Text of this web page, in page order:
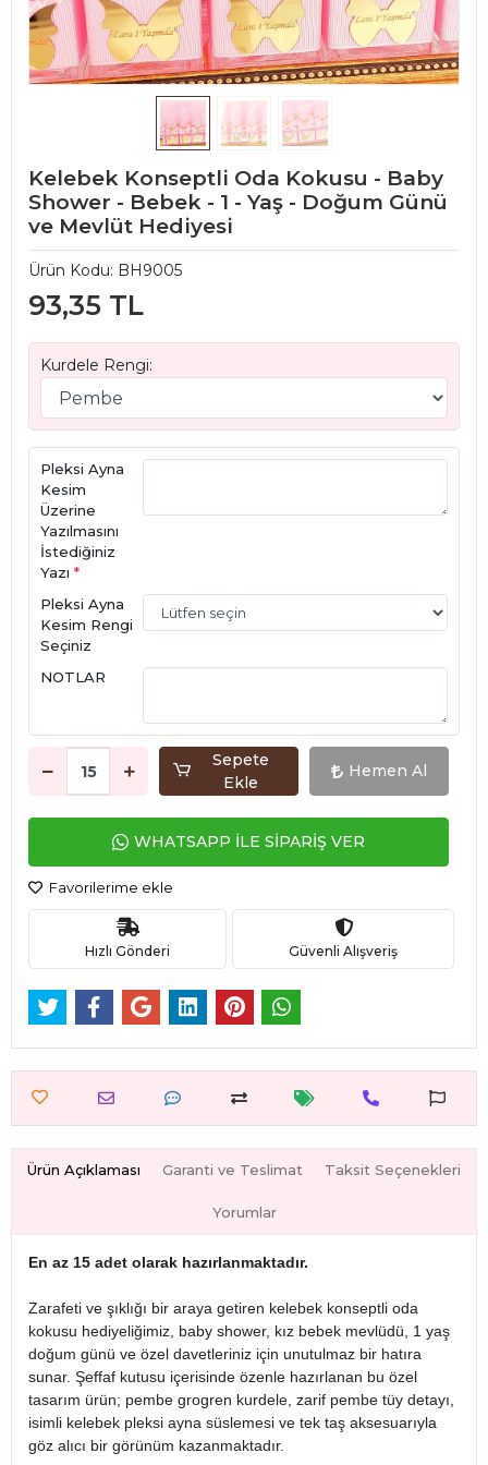
Kelebek Konseptli Oda Kokusu - Baby
Shower - Bebek - 1 - Yaş - Doğum Günü
ve Mevlüt Hediyesi
Ürün Kodu: BH9005
93,35 TL
Kurdele Rengi:
Pleksi Ayna
Kesim
Üzerine
Yazılmasını
İstediğiniz
Yazı *
Pleksi Ayna
Kesim Rengi
Seçiniz
NOTLAR
Sepete
Ekle
Hemen Al
WHATSAPP İLE SİPARİŞ VER
Favorilerime ekle
Hızlı Gönderi Güvenli Alışveriş
Ürün Açıklaması Garanti ve Teslimat Taksit Seçenekleri
Yorumlar
En az 15 adet olarak hazırlanmaktadır.
Zarafeti ve şıklığı bir araya getiren kelebek konseptli oda
kokusu hediyeliğimiz, baby shower, kız bebek mevlüdü, 1 yaş
doğum günü ve özel davetleriniz için unutulmaz bir hatıra
sunar. Şeffaf kutusu içerisinde özenle hazırlanan bu özel
tasarım ürün; pembe grogren kurdele, zarif pembe tüy detayı,
isimli kelebek pleksi ayna süslemesi ve tek taş aksesuarıyla
göz alıcı bir görünüm kazanmaktadır.